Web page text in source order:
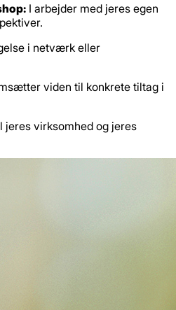
I arbejder med jeres egen
i netværk eller
viden til konkrete tiltag i
virksomhed og jeres